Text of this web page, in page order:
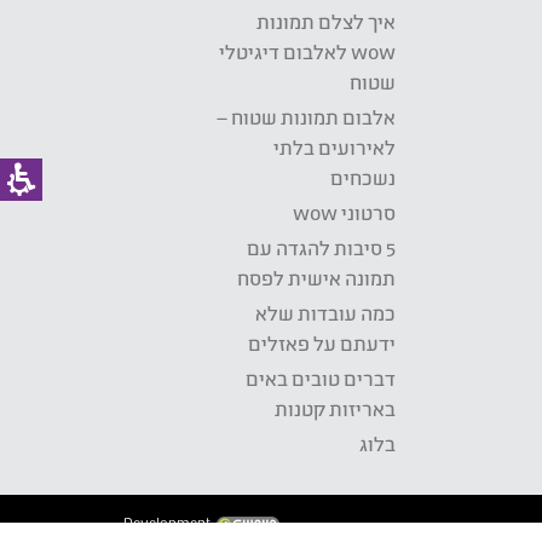
איך לצלם תמונות
wow לאלבום דיגיטלי
שטוח
אלבום תמונות שטוח –
לאירועים בלתי
נשכחים
סרטוני wow
5 סיבות להגדה עם
תמונה אישית לפסח
כמה עובדות שלא
ידעתם על פאזלים
דברים טובים באים
באריזות קטנות
בלוג
Development: